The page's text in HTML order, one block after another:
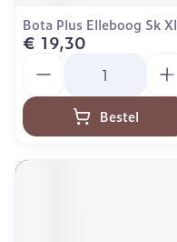
Bota Plus Elleboog Sk Xl
€ 19,30
Bestel